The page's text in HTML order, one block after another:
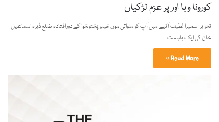
کورونا وبا اور پر عزم لڑکیاں
تحریر: سمیرا لطیف آئیے میں آپ کو ملواتی ہوں خیبرپختونخوا کے دور افتادہ ضلع ڈیرہ اسماعیل
خان کی ایک باہمت…
Read More »